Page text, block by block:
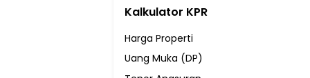
5 Menit ke SDN Pondok Terong 01
7 Menit ke SDN Pondok Terong 03
8 Menit ke SDN Depok 02
Kalkulator KPR
Harga Properti
Uang Muka (DP)